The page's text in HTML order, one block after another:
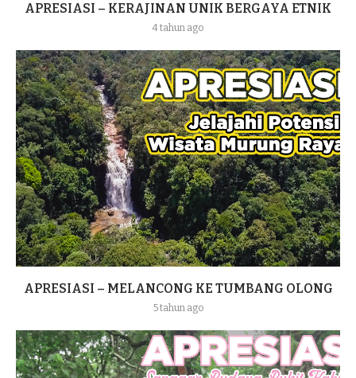
APRESIASI – KERAJINAN UNIK BERGAYA ETNIK
4 tahun ago
APRESIASI – MELANCONG KE TUMBANG OLONG
5 tahun ago